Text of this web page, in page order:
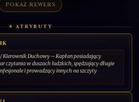
"Zaufanie jest kluczem do serca Bożego".
SERIA: ŚWIĘCI PAŃSCY | 2026 | POLSKA
POKAŻ REWERS
✶ ATRYBUTY
Kierownik Duchowy – Kapłan posiadający
czytania w duszach ludzkich, spędzający długie
i prowadzący innych na szczyty